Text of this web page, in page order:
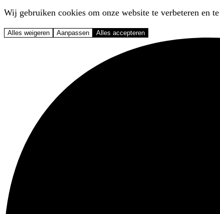
Wij gebruiken cookies om onze website te verbeteren en
Alles weigeren Aanpassen Alles accepteren